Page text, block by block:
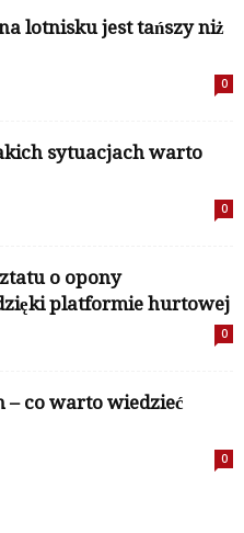
lotnisku jest tańszy niż
0
sytuacjach warto
0
o opony
platformie hurtowej
0
– co warto wiedzieć
0